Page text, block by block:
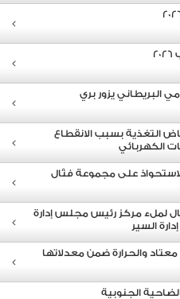
البريطاني يزور بري
التغذية بسبب الانقطاع
الكهربائي
لملء مركز رئيس مجلس إدارة
السير
والحرارة ضمن معدلاتها
الجنوبية